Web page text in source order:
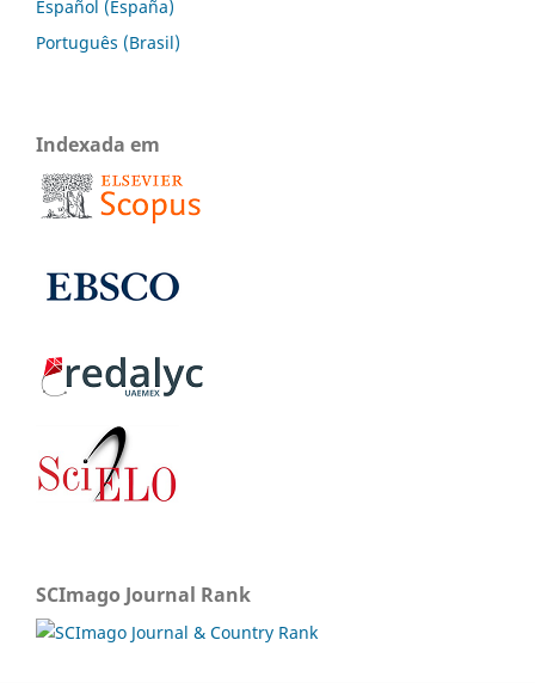
Español (España)
Português (Brasil)
Indexada em
SCImago Journal Rank